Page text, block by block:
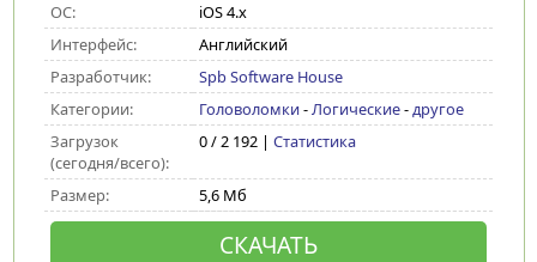
ОС:
iOS 4.x
Интерфейс:
Английский
Разработчик:
Spb Software House
Категории:
Головоломки-Логические-другое
Загрузок
(сегодня/всего):
0 / 2 192 | Статистика
Размер: 5,6 Мб
СКАЧАТЬ